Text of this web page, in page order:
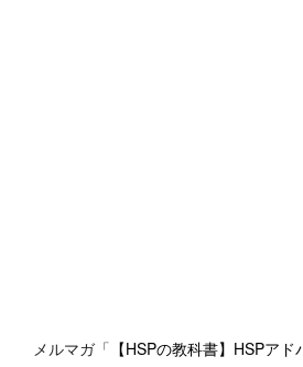
メルマガ「 【HSPの教科書】HSPア